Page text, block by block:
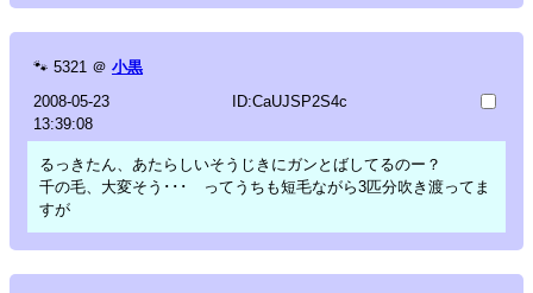
🐾 5321 ＠ 小黒
2008-05-23
13:39:08
ID:CaUJSP2S4c
るっきたん、あたらしいそうじきにガンとばしてるのー？
千の毛、大変そう･･･ ってうちも短毛ながら3匹分吹き渡ってま
すが